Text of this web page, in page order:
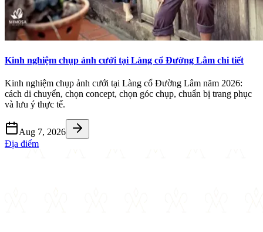
Kinh nghiệm chụp ảnh cưới tại Làng cổ Đường Lâm chi tiết
Kinh nghiệm chụp ảnh cưới tại Làng cổ Đường Lâm năm 2026:
cách di chuyển, chọn concept, chọn góc chụp, chuẩn bị trang phục
và lưu ý thực tế.
Aug 7, 2026
Địa điểm